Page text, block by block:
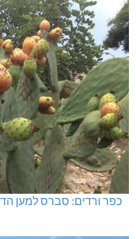
כפר ורדים: סברס למען